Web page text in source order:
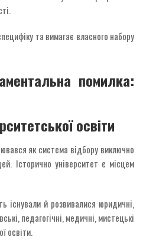
та вимагає власного набору
помилка:
освіти
як система відбору виключно
Історично університет є місцем
й розвивалися юридичні,
педагогічні, медичні, мистецькі
освіти.